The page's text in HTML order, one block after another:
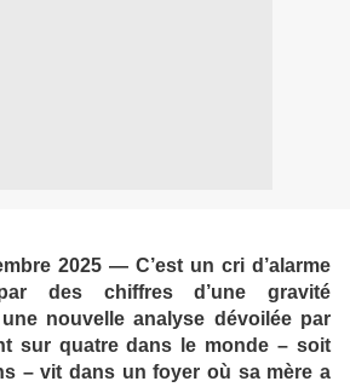
2025 — C’est un cri d’alarme
des chiffres d’une gravité
nouvelle analyse dévoilée par
sur quatre dans le monde – soit
– vit dans un foyer où sa mère a